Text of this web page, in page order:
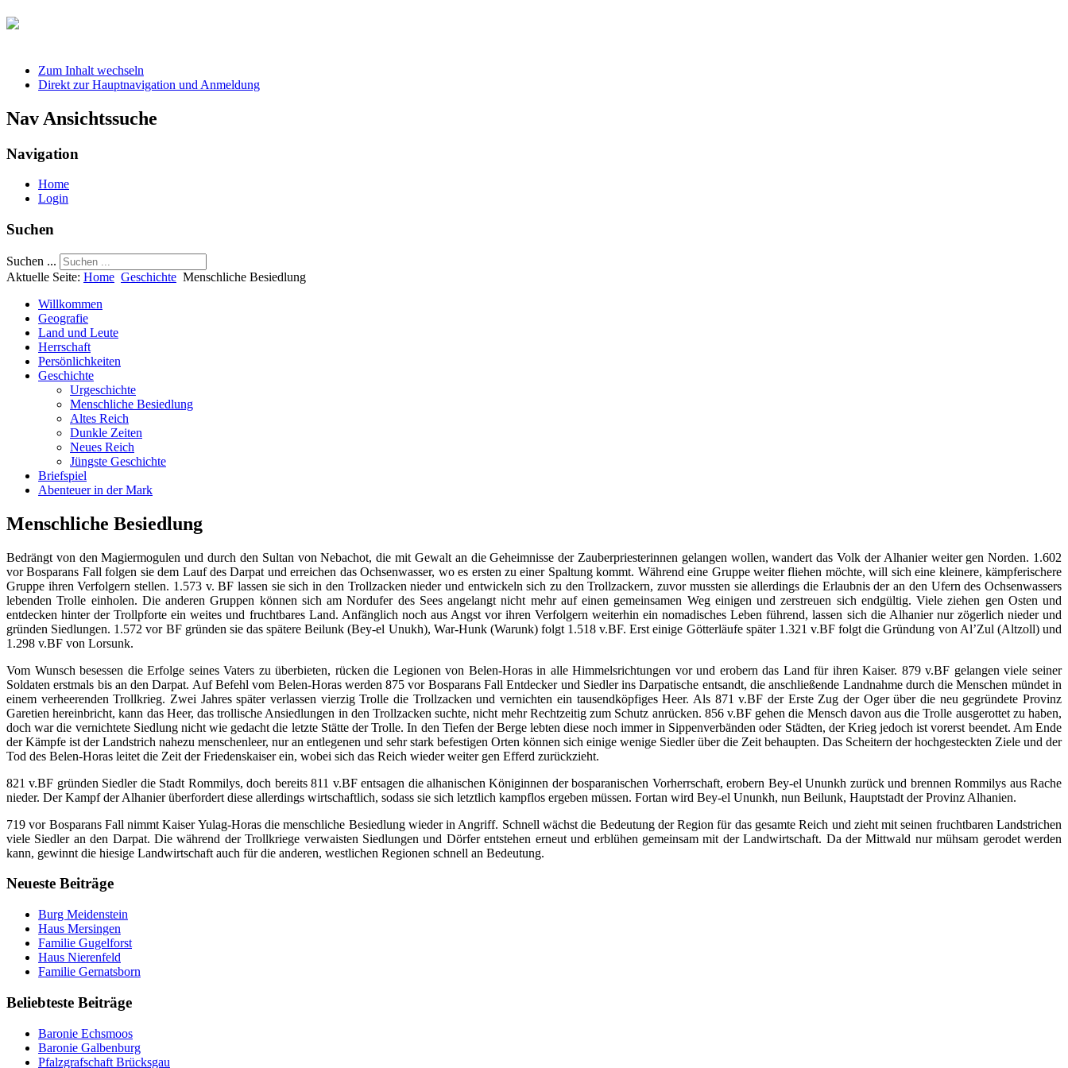
Zum Inhalt wechseln
Direkt zur Hauptnavigation und Anmeldung
Nav Ansichtssuche
Navigation
Home
Login
Suchen
Suchen ...
Aktuelle Seite: Home Geschichte Menschliche Besiedlung
Willkommen
Geografie
Land und Leute
Herrschaft
Persönlichkeiten
Geschichte
Urgeschichte
Menschliche Besiedlung
Altes Reich
Dunkle Zeiten
Neues Reich
Jüngste Geschichte
Briefspiel
Abenteuer in der Mark
Menschliche Besiedlung
Bedrängt von den Magiermogulen und durch den Sultan von Nebachot, die mit Gewalt an die Geheimnisse der Zauberpriesterinnen gelangen wollen, wandert das Volk der Alhanier weiter gen Norden. 1.602
vor Bosparans Fall folgen sie dem Lauf des Darpat und erreichen das Ochsenwasser, wo es ersten zu einer Spaltung kommt. Während eine Gruppe weiter fliehen möchte, will sich eine kleinere, kämpferischere
Gruppe ihren Verfolgern stellen. 1.573 v. BF lassen sie sich in den Trollzacken nieder und entwickeln sich zu den Trollzackern, zuvor mussten sie allerdings die Erlaubnis der an den Ufern des Ochsenwassers
lebenden Trolle einholen. Die anderen Gruppen können sich am Nordufer des Sees angelangt nicht mehr auf einen gemeinsamen Weg einigen und zerstreuen sich endgültig. Viele ziehen gen Osten und
entdecken hinter der Trollpforte ein weites und fruchtbares Land. Anfänglich noch aus Angst vor ihren Verfolgern weiterhin ein nomadisches Leben führend, lassen sich die Alhanier nur zögerlich nieder und
gründen Siedlungen. 1.572 vor BF gründen sie das spätere Beilunk (Bey-el Unukh), War-Hunk (Warunk) folgt 1.518 v.BF. Erst einige Götterläufe später 1.321 v.BF folgt die Gründung von Al’Zul (Altzoll) und
1.298 v.BF von Lorsunk.
Vom Wunsch besessen die Erfolge seines Vaters zu überbieten, rücken die Legionen von Belen-Horas in alle Himmelsrichtungen vor und erobern das Land für ihren Kaiser. 879 v.BF gelangen viele seiner
Soldaten erstmals bis an den Darpat. Auf Befehl vom Belen-Horas werden 875 vor Bosparans Fall Entdecker und Siedler ins Darpatische entsandt, die anschließende Landnahme durch die Menschen mündet in
einem verheerenden Trollkrieg. Zwei Jahres später verlassen vierzig Trolle die Trollzacken und vernichten ein tausendköpfiges Heer. Als 871 v.BF der Erste Zug der Oger über die neu gegründete Provinz
Garetien hereinbricht, kann das Heer, das trollische Ansiedlungen in den Trollzacken suchte, nicht mehr Rechtzeitig zum Schutz anrücken. 856 v.BF gehen die Mensch davon aus die Trolle ausgerottet zu haben,
doch war die vernichtete Siedlung nicht wie gedacht die letzte Stätte der Trolle. In den Tiefen der Berge lebten diese noch immer in Sippenverbänden oder Städten, der Krieg jedoch ist vorerst beendet. Am Ende
der Kämpfe ist der Landstrich nahezu menschenleer, nur an entlegenen und sehr stark befestigen Orten können sich einige wenige Siedler über die Zeit behaupten. Das Scheitern der hochgesteckten Ziele und der
Tod des Belen-Horas leitet die Zeit der Friedenskaiser ein, wobei sich das Reich wieder weiter gen Efferd zurückzieht.
821 v.BF gründen Siedler die Stadt Rommilys, doch bereits 811 v.BF entsagen die alhanischen Königinnen der bosparanischen Vorherrschaft, erobern Bey-el Ununkh zurück und brennen Rommilys aus Rache
nieder. Der Kampf der Alhanier überfordert diese allerdings wirtschaftlich, sodass sie sich letztlich kampflos ergeben müssen. Fortan wird Bey-el Ununkh, nun Beilunk, Hauptstadt der Provinz Alhanien.
719 vor Bosparans Fall nimmt Kaiser Yulag-Horas die menschliche Besiedlung wieder in Angriff. Schnell wächst die Bedeutung der Region für das gesamte Reich und zieht mit seinen fruchtbaren Landstrichen
viele Siedler an den Darpat. Die während der Trollkriege verwaisten Siedlungen und Dörfer entstehen erneut und erblühen gemeinsam mit der Landwirtschaft. Da der Mittwald nur mühsam gerodet werden
kann, gewinnt die hiesige Landwirtschaft auch für die anderen, westlichen Regionen schnell an Bedeutung.
Neueste Beiträge
Burg Meidenstein
Haus Mersingen
Familie Gugelforst
Haus Nierenfeld
Familie Gernatsborn
Beliebteste Beiträge
Baronie Echsmoos
Baronie Galbenburg
Pfalzgrafschaft Brücksgau